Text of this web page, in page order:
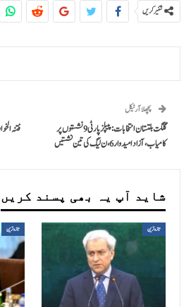
شئیر کریں
پچھلا آرٹیکل
گلگت بلتستان انتخابات: پیپلز پارٹی 9 نشستوں پر
کامیاب، آزاد امیدوار 6، ن لیگ کی تین نشستیں
فتنہ
شاید آپ یہ بھی پسند کریں
تازہ ترین تازہ ترین